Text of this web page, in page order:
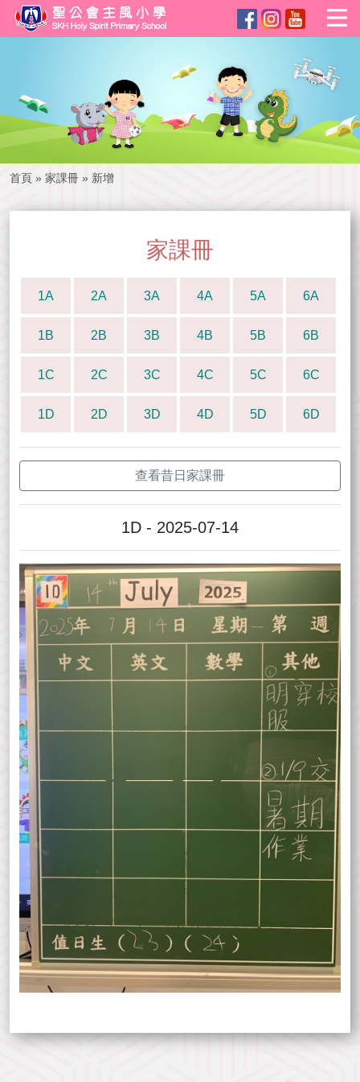
首頁 » 家課冊 » 新增
家課冊
1A 2A 3A 4A 5A 6A
1B 2B 3B 4B 5B 6B
1C 2C 3C 4C 5C 6C
1D 2D 3D 4D 5D 6D
查看昔日家課冊
1D - 2025-07-14